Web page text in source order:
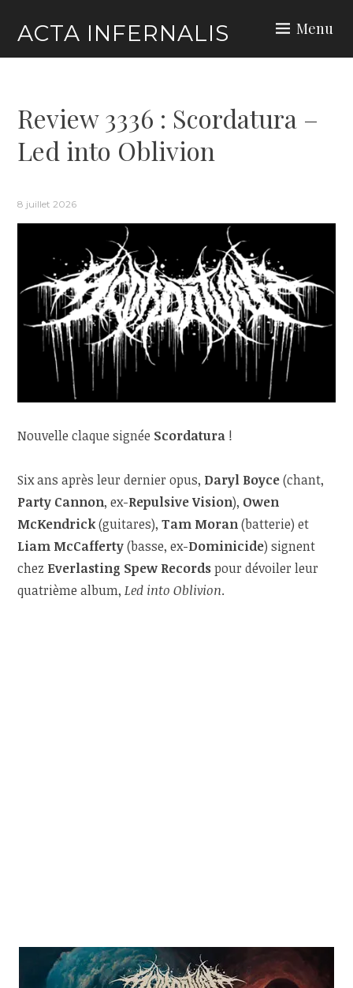
content
ACTA INFERNALIS Menu
Review 3336 : Scordatura –
Led into Oblivion
8 juillet 2026
Nouvelle claque signée Scordatura !
Six ans après leur dernier opus, Daryl Boyce(chant,
Party Cannon, ex-Repulsive Vision), Owen
McKendrick(guitares),Tam Moran(batterie) et
Liam McCafferty(basse, ex-Dominicide) signent
chez Everlasting Spew Recordspour dévoiler leur
quatrième album,Led into Oblivion.